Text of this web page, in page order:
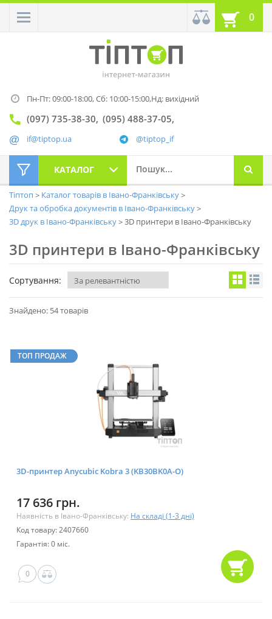
0
Пн-Пт: 09:00-18:00,Сб: 10:00-15:00,Нд: вихідний
(097) 735-38-30 (095) 488-37-05
@tiptop_if
if@tiptop.ua
КАТАЛОГ
Тіптоп
Каталог товарів в Івано-Франківську
Друк та обробка документів в Івано-Франківську
3D друк в Івано-Франківську
3D принтери в Івано-Франківську
3D принтери в Івано-Франківську
Сортування:
Знайдено: 54 товарів
ТОП ПРОДАЖ
3D-принтер Anycubic Kobra 3 (KB30BK0A-O)
17 636 грн.
Наявність в Івано-Франківську: На складі (1-3 дні)
Код товару: 2407660
Гарантія: 0 міс.
0